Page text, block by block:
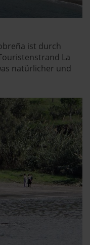
ist durch
La
natürlicher und